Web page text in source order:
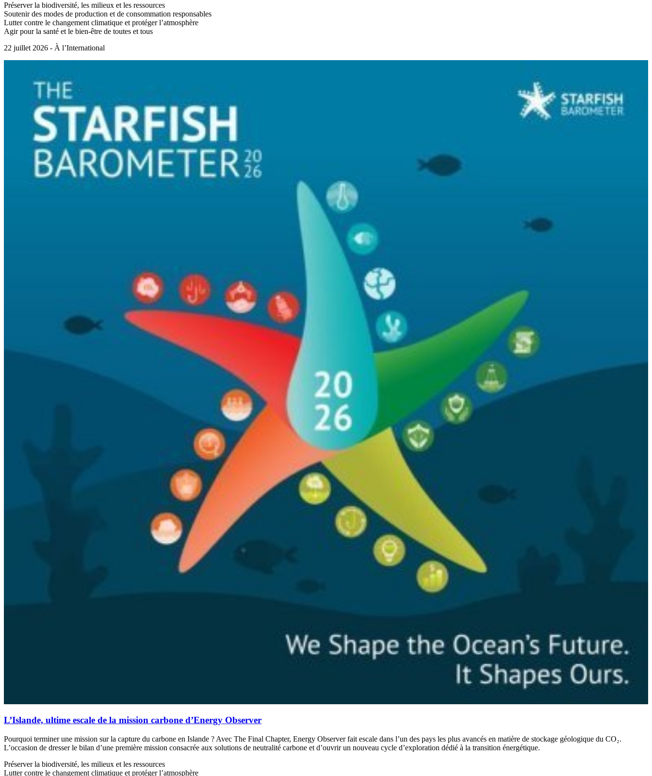
Préserver la biodiversité, les milieux et les ressources
Soutenir des modes de production et de consommation responsables
Lutter contre le changement climatique et protéger l’atmosphère
Agir pour la santé et le bien-être de toutes et tous
22 juillet 2026 - À l’International
L’Islande, ultime escale de la mission carbone d’Energy Observer
Pourquoi terminer une mission sur la capture du carbone en Islande ? Avec The Final Chapter, Energy Observer fait escale dans l’un des pays les plus avancés en matière de stockage géologique du CO₂.
L’occasion de dresser le bilan d’une première mission consacrée aux solutions de neutralité carbone et d’ouvrir un nouveau cycle d’exploration dédié à la transition énergétique.
Préserver la biodiversité, les milieux et les ressources
Lutter contre le changement climatique et protéger l’atmosphère